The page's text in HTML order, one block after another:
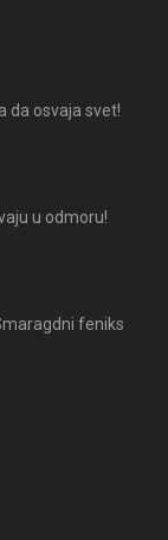
da osvaja svet!
u odmoru!
feniks